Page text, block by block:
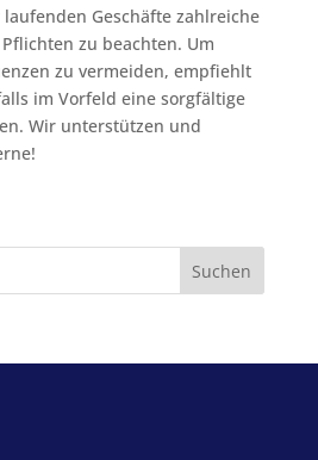
Geschäfte zahlreiche
zu beachten. Um
zu vermeiden, empfiehlt
im Vorfeld eine sorgfältige
Wir unterstützen und